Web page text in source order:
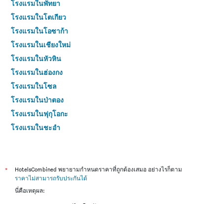
โรงแรมในพัทยา
โรงแรมในโตเกียว
โรงแรมในโอซาก้า
โรงแรมในเชียงใหม่
โรงแรมในหัวหิน
โรงแรมในฮ่องกง
โรงแรมในโซล
โรงแรมในป่าตอง
โรงแรมในฟุกุโอกะ
โรงแรมในชะอำ
โรงแรมในเกาะสมุย
โรงแรมในเซี่ยงไฮ้
โรงแรมในเกาะช้าง (ตราด)
*
HotelsCombined พยายามกำหนดราคาที่ถูกต้องเสมอ อย่างไรก็ตาม
ราคาไม่สามารถรับประกันได้
นี่คือเหตุผล: